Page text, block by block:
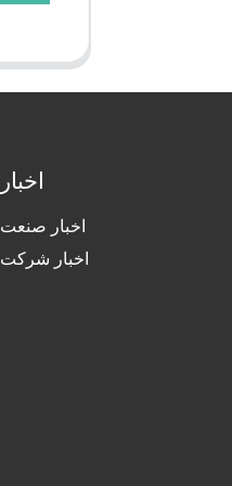
اخبار
اخبار صنعت
اخبار شرکت